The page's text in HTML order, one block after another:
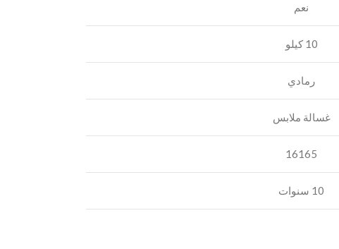
10 كيلو
رمادي
غسالة ملابس
16165
10 سنوات